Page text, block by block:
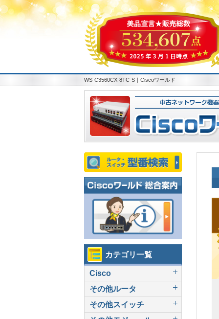
WS-C3560CX-8TC-S｜Ciscoワールド
カテゴリ一覧
Cisco
その他ルータ
その他スイッチ